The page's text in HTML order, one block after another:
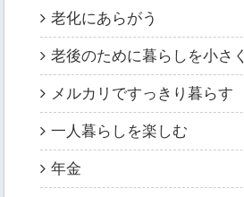
老化にあらがう
老後のために暮らしを小さく
メルカリですっきり暮らす
一人暮らしを楽しむ
年金